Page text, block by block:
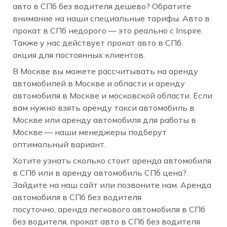
авто в СПб без водителя дешево? Обратите
внимание на наши специальные тарифы. Авто в
прокат в СПб недорого — это реально с Inspire.
Также у нас действует прокат авто в СПб
акция для постоянных клиентов.
В Москве вы можете рассчитывать на аренду
автомобилей в Москве и области и аренду
автомобиля в Москве и московской области. Если
вам нужно взять аренду такси автомобиль в
Москве или аренду автомобиля для работы в
Москве — наши менеджеры подберут
оптимальный вариант.
Хотите узнать сколько стоит аренда автомобиля
в СПб или в аренду автомобиль СПб цена?
Зайдите на наш сайт или позвоните нам. Аренда
автомобиля в СПб без водителя
посуточно, аренда легкового автомобиля в СПб
без водителя, прокат авто в СПб без водителя